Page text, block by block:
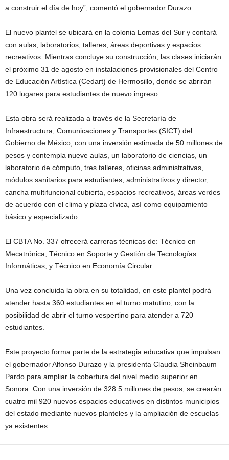
a construir el día de hoy”, comentó el gobernador Durazo.
El nuevo plantel se ubicará en la colonia Lomas del Sur y contará
con aulas, laboratorios, talleres, áreas deportivas y espacios
recreativos. Mientras concluye su construcción, las clases iniciarán
el próximo 31 de agosto en instalaciones provisionales del Centro
de Educación Artística (Cedart) de Hermosillo, donde se abrirán
120 lugares para estudiantes de nuevo ingreso.
Esta obra será realizada a través de la Secretaría de
Infraestructura, Comunicaciones y Transportes (SICT) del
Gobierno de México, con una inversión estimada de 50 millones de
pesos y contempla nueve aulas, un laboratorio de ciencias, un
laboratorio de cómputo, tres talleres, oficinas administrativas,
módulos sanitarios para estudiantes, administrativos y director,
cancha multifuncional cubierta, espacios recreativos, áreas verdes
de acuerdo con el clima y plaza cívica, así como equipamiento
básico y especializado.
El CBTA No. 337 ofrecerá carreras técnicas de: Técnico en
Mecatrónica; Técnico en Soporte y Gestión de Tecnologías
Informáticas; y Técnico en Economía Circular.
Una vez concluida la obra en su totalidad, en este plantel podrá
atender hasta 360 estudiantes en el turno matutino, con la
posibilidad de abrir el turno vespertino para atender a 720
estudiantes.
Este proyecto forma parte de la estrategia educativa que impulsan
el gobernador Alfonso Durazo y la presidenta Claudia Sheinbaum
Pardo para ampliar la cobertura del nivel medio superior en
Sonora. Con una inversión de 328.5 millones de pesos, se crearán
cuatro mil 920 nuevos espacios educativos en distintos municipios
del estado mediante nuevos planteles y la ampliación de escuelas
ya existentes.